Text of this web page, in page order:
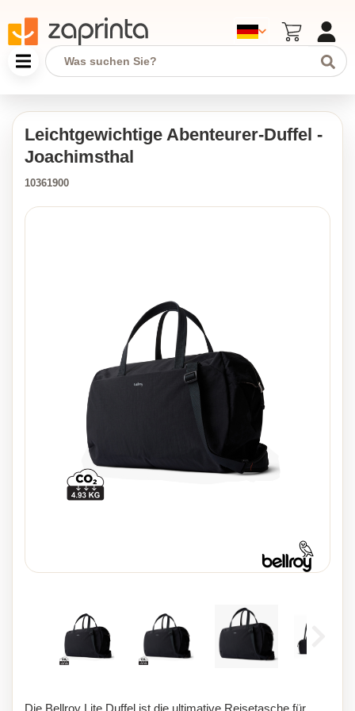
Leichtgewichtige Abenteurer-Duffel -
Joachimsthal
10361900
Die Bellroy Lite Duffel ist die ultimative Reisetasche für